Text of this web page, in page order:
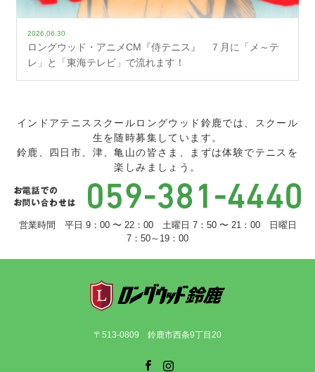
2026.06.30
ロングウッド・アニメCM『侍テニス』 ７月に「メ～テ
レ」と「東海テレビ」で流れます！
インドアテニススクールロングウッド鈴鹿では、スクール
生を随時募集しています。
鈴鹿、四日市、津、亀山の皆さま、まずは体験でテニスを
楽しみましょう。
営業時間 平日 9：00 〜 22：00 土曜日 7：50 〜 21：00 日曜日
7：50～19：00
〒513-0809 鈴鹿市西条9丁目20